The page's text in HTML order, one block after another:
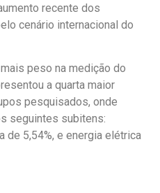
recente dos
cenário internacional do
peso na medição do
a quarta maior
pesquisados, onde
seguintes subitens:
de 5,54%, e energia elétrica